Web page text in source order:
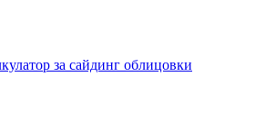
за сайдинг облицовки